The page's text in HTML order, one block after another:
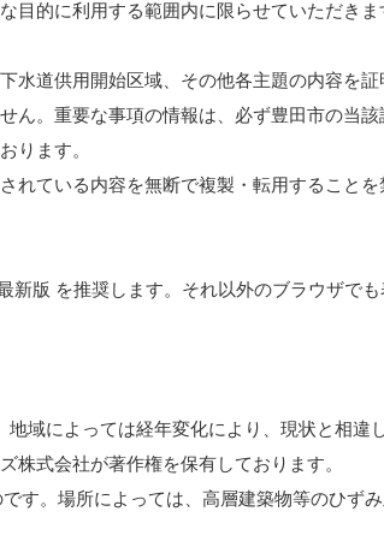
目的に利用する範囲内に限らせていただき
水道供用開始区域、その他各主題の内容を
。重要な事項の情報は、必ず豊田市の当該
ります。
ている内容を無断で複製・転用することを
新版 を推奨します。それ以外のブラウザで
域によっては経年変化により、現状と相違
株式会社が著作権を保有しております。
す。場所によっては、高層建築物等のひず